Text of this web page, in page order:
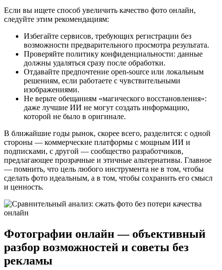
Если вы ищете способ увеличить качество фото онлайн,
следуйте этим рекомендациям:
Избегайте сервисов, требующих регистрации без
возможности предварительного просмотра результата.
Проверяйте политику конфиденциальности: данные
должны удаляться сразу после обработки.
Отдавайте предпочтение open-source или локальным
решениям, если работаете с чувствительными
изображениями.
Не верьте обещаниям «магического восстановления»:
даже лучшие ИИ не могут создать информацию,
которой не было в оригинале.
В ближайшие годы рынок, скорее всего, разделится: с одной
стороны — коммерческие платформы с мощным ИИ и
подписками, с другой — сообщество разработчиков,
предлагающее прозрачные и этичные альтернативы. Главное
— помнить, что цель любого инструмента не в том, чтобы
сделать фото идеальным, а в том, чтобы сохранить его смысл
и ценность.
Фотографии онлайн — объективный
разбор возможностей и советы без
рекламы